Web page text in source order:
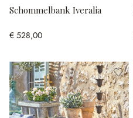
Schommelbank Iveralia
€ 528,00